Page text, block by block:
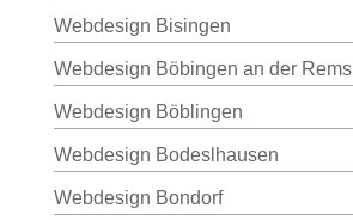
Webdesign Bisingen
Webdesign Böbingen an der Rems
Webdesign Böblingen
Webdesign Bodeslhausen
Webdesign Bondorf